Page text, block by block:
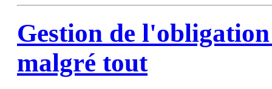
Gestion de l'obligation
malgré tout